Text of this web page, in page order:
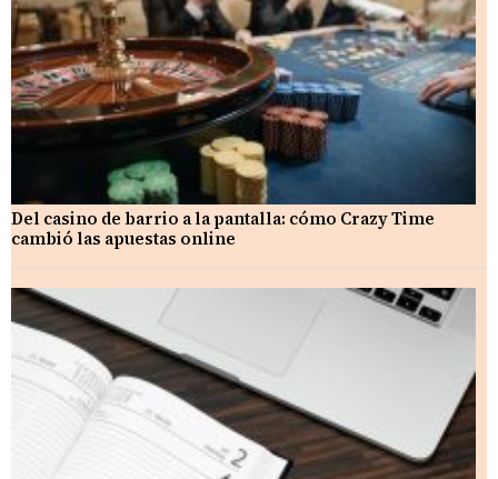
Del casino de barrio a la pantalla: cómo Crazy Time
cambió las apuestas online